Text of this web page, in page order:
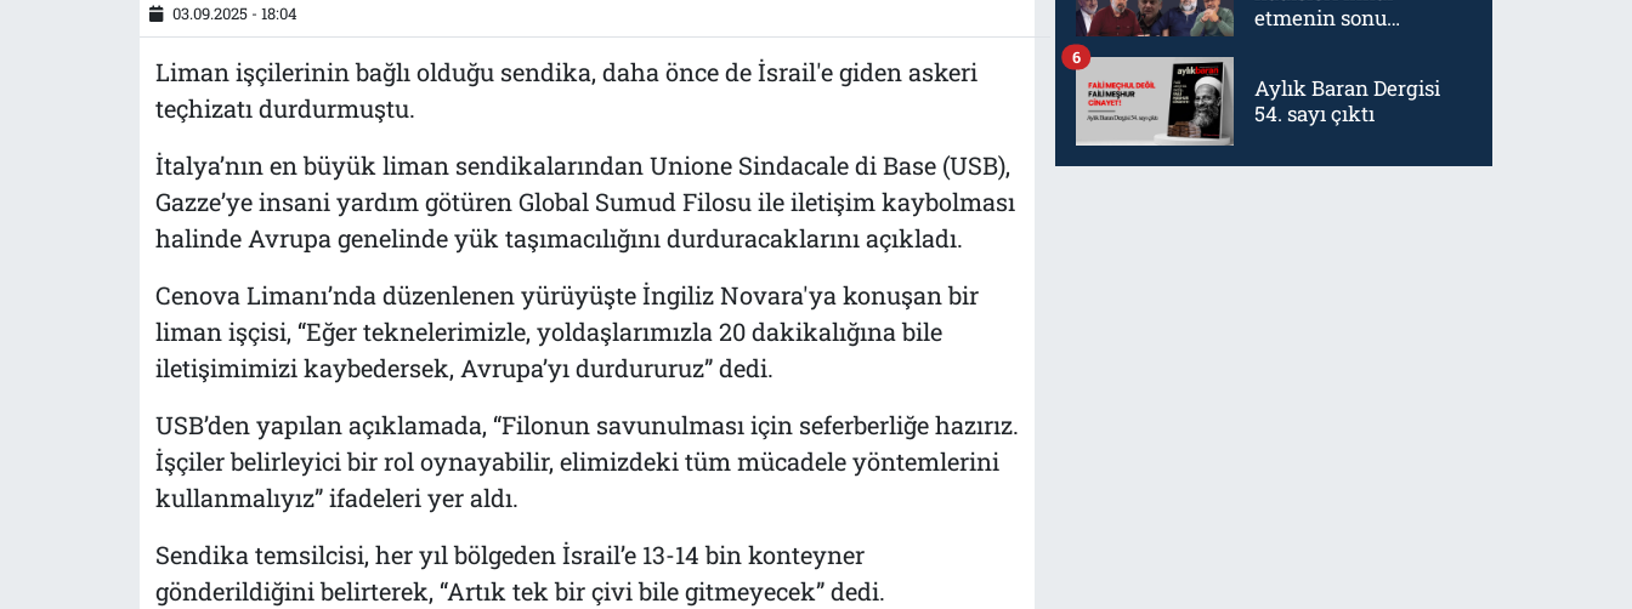
03.09.2025 - 18:04
Liman işçilerinin bağlı olduğu sendika, daha önce de İsrail'e giden askeri
teçhizatı durdurmuştu.
İtalya’nın en büyük liman sendikalarından Unione Sindacale di Base (USB),
Gazze’ye insani yardım götüren Global Sumud Filosu ile iletişim kaybolması
halinde Avrupa genelinde yük taşımacılığını durduracaklarını açıkladı.
Cenova Limanı’nda düzenlenen yürüyüşte İngiliz Novara'ya konuşan bir
liman işçisi, “Eğer teknelerimizle, yoldaşlarımızla 20 dakikalığına bile
iletişimimizi kaybedersek, Avrupa’yı durdururuz” dedi.
USB’den yapılan açıklamada, “Filonun savunulması için seferberliğe hazırız.
İşçiler belirleyici bir rol oynayabilir, elimizdeki tüm mücadele yöntemlerini
kullanmalıyız” ifadeleri yer aldı.
Sendika temsilcisi, her yıl bölgeden İsrail’e 13-14 bin konteyner
gönderildiğini belirterek, “Artık tek bir çivi bile gitmeyecek” dedi.
etmenin sonu
Aylık Baran Dergisi
54. sayı çıktı
6